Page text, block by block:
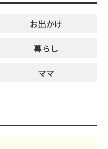
お出かけ
暮らし
ママ